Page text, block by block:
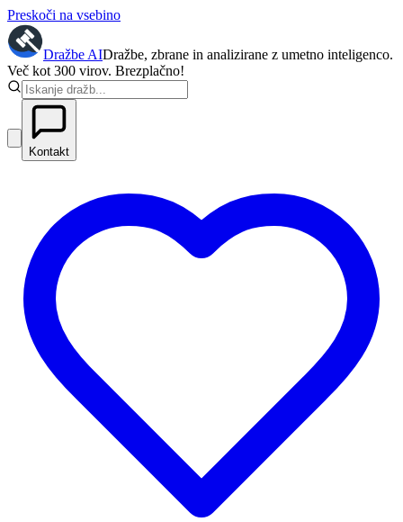
Preskoči na vsebino
Dražbe AIDražbe, zbrane in analizirane z umetno inteligenco.
Več kot 300 virov. Brezplačno!
Kontakt